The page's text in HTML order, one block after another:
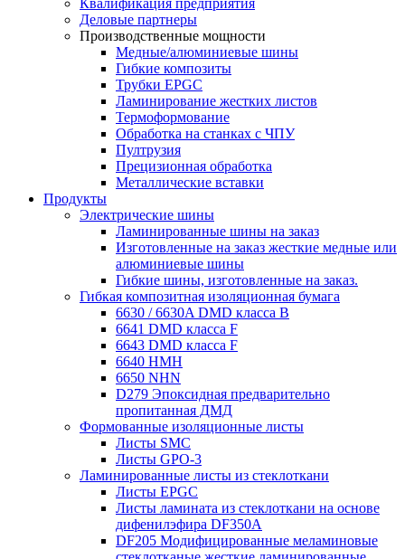
Квалификация предприятия
Деловые партнеры
Производственные мощности
Медные/алюминиевые шины
Гибкие композиты
Трубки EPGC
Ламинирование жестких листов
Термоформование
Обработка на станках с ЧПУ
Пултрузия
Прецизионная обработка
Металлические вставки
Продукты
Электрические шины
Ламинированные шины на заказ
Изготовленные на заказ жесткие медные или
алюминиевые шины
Гибкие шины, изготовленные на заказ.
Гибкая композитная изоляционная бумага
6630 / 6630A DMD класса B
6641 DMD класса F
6643 DMD класса F
6640 НМН
6650 NHN
D279 Эпоксидная предварительно
пропитанная ДМД
Формованные изоляционные листы
Листы SMC
Листы GPO-3
Ламинированные листы из стеклоткани
Листы EPGC
Листы ламината из стеклоткани на основе
дифенилэфира DF350A
DF205 Модифицированные меламиновые